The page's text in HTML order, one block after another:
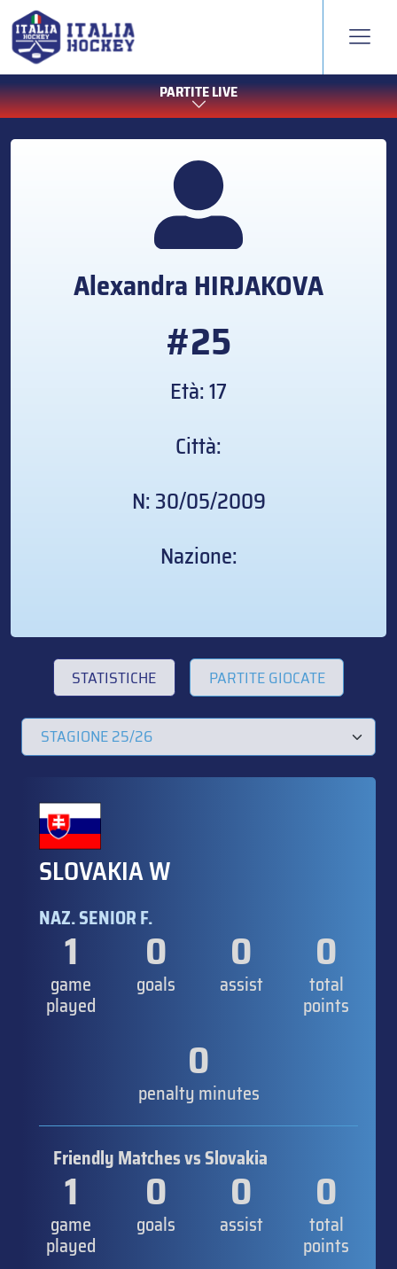
PARTITE LIVE
AlexandraHIRJAKOVA
#25
Età: 17
Città:
N: 30/05/2009
Nazione:
STATISTICHE PARTITE GIOCATE
SLOVAKIA W
NAZ. SENIOR F.
1
game
played
0
goals
0
assist
0
total
points
0
penalty minutes
Friendly Matches vs Slovakia
1
game
played
0
goals
0
assist
0
total
points